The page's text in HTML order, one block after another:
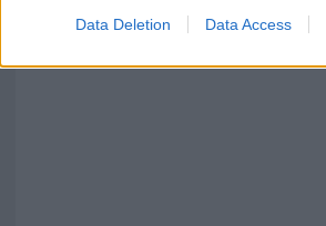
Data Deletion Data Access